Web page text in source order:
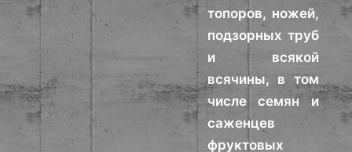
топоров, ножей,
подзорных труб
и всякой
всячины, в том
числе семян и
саженцев
фруктовых